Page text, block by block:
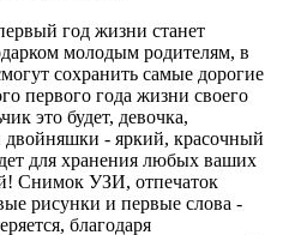
год жизни станет
молодым родителям, в
сохранить самые дорогие
первого года жизни своего
это будет, девочка,
- яркий, красочный
для хранения любых ваших
Снимок УЗИ, отпечаток
рисунки и первые слова -
благодаря